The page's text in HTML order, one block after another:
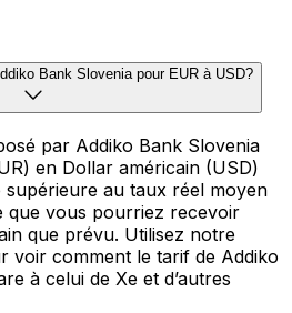
Bank Slovenia pour EUR à USD?
par Addiko Bank Slovenia
en Dollar américain (USD)
au taux réel moyen
que vous pourriez recevoir
que prévu. Utilisez notre
voir comment le tarif de Addiko
à celui de Xe et d’autres